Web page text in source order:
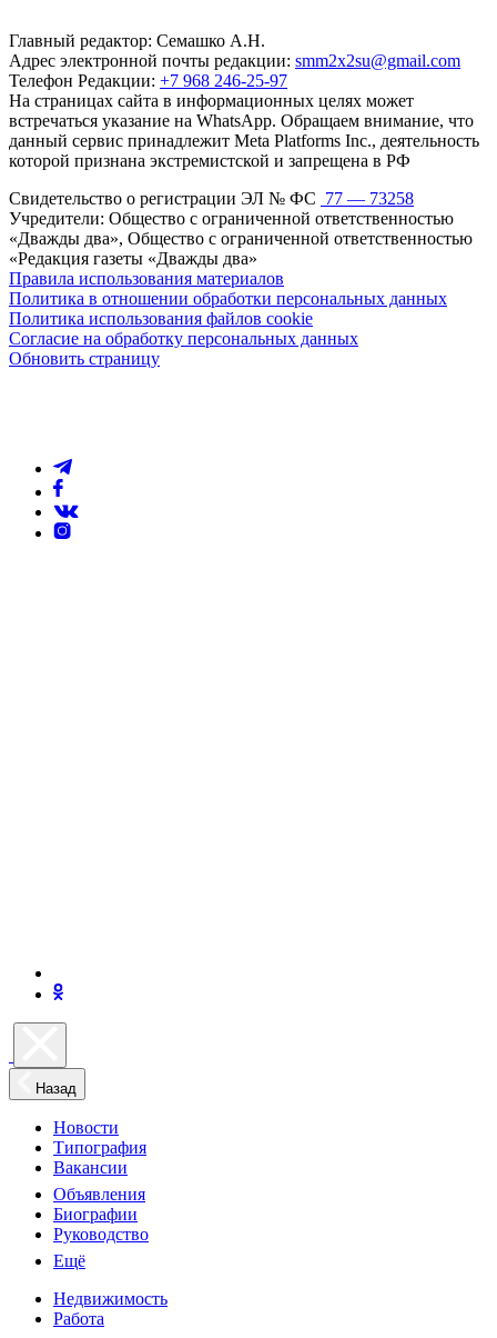
Главный редактор: Семашко А.Н.
Адрес электронной почты редакции: smm2x2su@gmail.com
Телефон Редакции: +7 968 246-25-97
На страницах сайта в информационных целях может
встречаться указание на WhatsApp. Обращаем внимание, что
данный сервис принадлежит Meta Platforms Inc., деятельность
которой признана экстремистской и запрещена в РФ
Свидетельство о регистрации ЭЛ № ФС 77 — 73258
Учредители: Общество с ограниченной ответственностью
«Дважды два», Общество с ограниченной ответственностью
«Редакция газеты «Дважды два»
Правила использования материалов
Политика в отношении обработки персональных данных
Политика использования файлов cookie
Согласие на обработку персональных данных
Обновить страницу
Назад
Новости
Типография
Вакансии
Объявления
Биографии
Руководство
Ещё
Недвижимость
Работа